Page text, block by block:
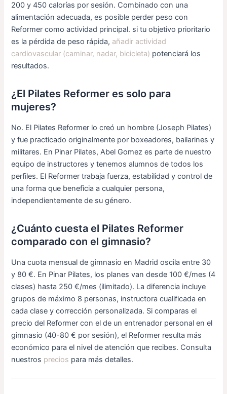
200 y 450 calorías por sesión. Combinado con una
alimentación adecuada, es posible perder peso con
Reformer como actividad principal. si tu objetivo prioritario
es la pérdida de peso rápida, añadir actividad
cardiovascular (caminar, nadar, bicicleta) potenciará los
resultados.
¿El Pilates Reformer es solo para
mujeres?
No. El Pilates Reformer lo creó un hombre (Joseph Pilates)
y fue practicado originalmente por boxeadores, bailarines y
militares. En Pinar Pilates, Abel Gomez es parte de nuestro
equipo de instructores y tenemos alumnos de todos los
perfiles. El Reformer trabaja fuerza, estabilidad y control de
una forma que beneficia a cualquier persona,
independientemente de su género.
¿Cuánto cuesta el Pilates Reformer
comparado con el gimnasio?
Una cuota mensual de gimnasio en Madrid oscila entre 30
y 80 €. En Pinar Pilates, los planes van desde 100 €/mes (4
clases) hasta 250 €/mes (ilimitado). La diferencia incluye
grupos de máximo 8 personas, instructora cualificada en
cada clase y corrección personalizada. Si comparas el
precio del Reformer con el de un entrenador personal en el
gimnasio (40-80 € por sesión), el Reformer resulta más
económico para el nivel de atención que recibes. Consulta
nuestros precios para más detalles.